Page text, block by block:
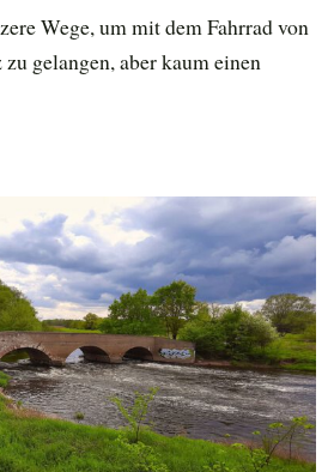
Wege, um mit dem Fahrrad von
gelangen, aber kaum einen